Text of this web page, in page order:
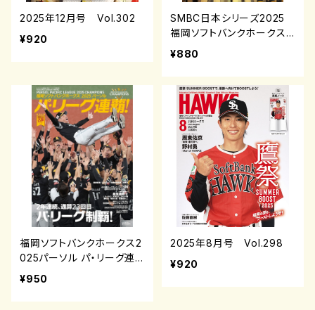
2025年12月号 Vol.302
¥920
SMBC日本シリーズ2025
福岡ソフトバンクホークス
日本一達成！
¥880
福岡ソフトバンクホークス2
025パーソル パ・リーグ連
覇
¥950
2025年8月号 Vol.298
¥920